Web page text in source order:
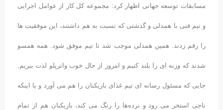
مسابقات توسعه جهانی اظهار کرد: مجموعه کل کار از عوامل اجرایی
و تیم فنی با همدلی و گذشتی که نسبت به هم داشتند، این موفقیت ها
را رقم زدند. همین همدلی موجب شد تا تیم موفق شود. همه همسو
شدند که وزنه ای را بلند کنیم و امروز از حال خوب واترپلو لذت ببریم.
جایی که مسئول رسانه ای تیم غذای بازیکنان را هم می آورد و یا اینکه
ناجی استخر می رود و نرده‌ها را رنگ می کند، بازیکنان هم از تمام